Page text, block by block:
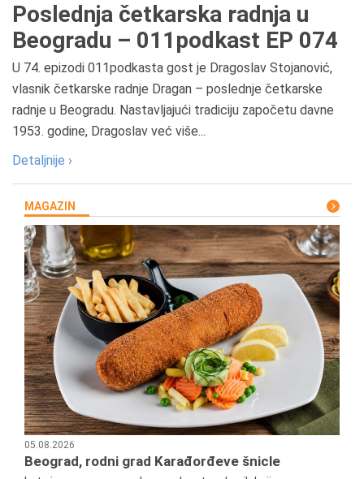
Poslednja četkarska radnja u
Beogradu – 011podkast EP 074
U 74. epizodi 011podkasta gost je Dragoslav Stojanović,
vlasnik četkarske radnje Dragan – poslednje četkarske
radnje u Beogradu. Nastavljajući tradiciju započetu davne
1953. godine, Dragoslav već više...
Detaljnije ›
MAGAZIN
05.08.2026
Beograd, rodni grad Karađorđeve šnicle